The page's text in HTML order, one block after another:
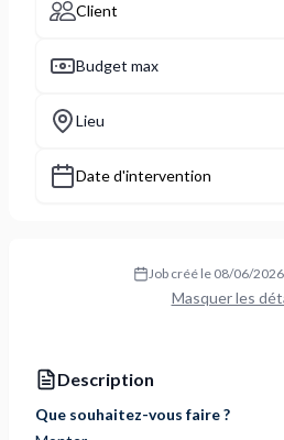
Client
Budget max
Lieu
Date d'intervention
Job créé le 08/06/2026
Masquer les
Description
Que souhaitez-vous faire ?